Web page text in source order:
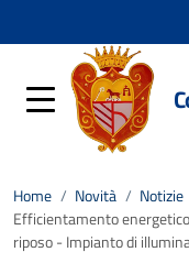
Home / Novità / Notizie
Efficientamento
riposo - Impianto di